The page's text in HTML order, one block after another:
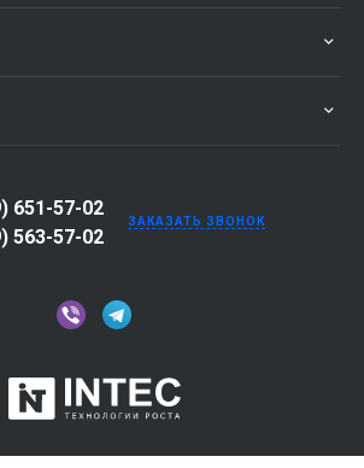
651-57-02
563-57-02
ЗАКАЗАТЬ ЗВОНОК